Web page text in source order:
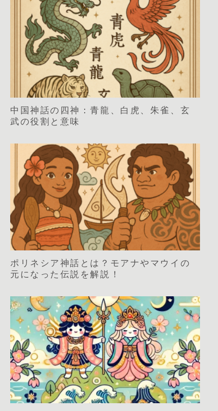
中国神話の四神：青龍、白虎、朱雀、玄
武の役割と意味
ポリネシア神話とは？モアナやマウイの
元になった伝説を解説！